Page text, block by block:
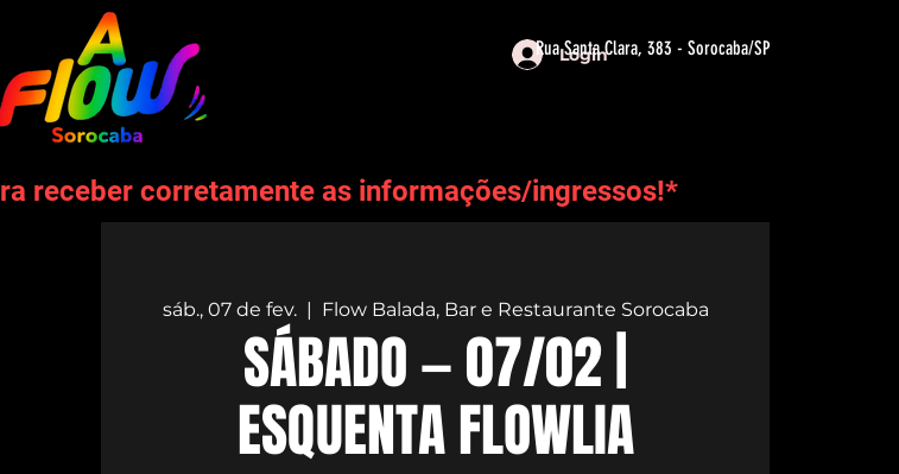
Rua Santa Clara, 383 - Sorocaba/SP
Login
receber corretamente as informações/ingressos!*
sáb., 07 de fev.
  |
Flow Balada, Bar e Restaurante Sorocaba
SÁBADO — 07/02 |
ESQUENTA FLOWLIA